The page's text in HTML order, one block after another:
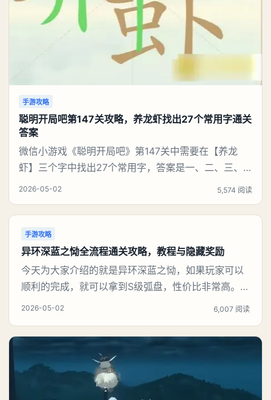
手游攻略
聪明开局吧第147关攻略，养龙虾找出27个常用字通关
答案
微信小游戏《聪明开局吧》第147关中需要在【养龙
虾】三个字中找出27个常用字，答案是一、二、三、
介、尢、龙、兰、大、夫、夰、巾、中、虫、下、虾、
结合笔画逐一识别即可通关。《聪明开局吧》第147关
养龙虾找出27个常用字攻略第147关养龙虾找出27个常
用字1、从简单笔画入手‌：先提取【一、二、三
2026-05-02 5,574 阅读
手游攻略
异环深蓝之恸全流程通关攻略，教程与隐藏奖励
今天为大家介绍的就是异环深蓝之恸，如果玩家可以
顺利的完成，就可以拿到S级弧盘，性价比非常高。不
过在初期难度还是比较高的，对于那些新手玩家并不
看一下到底怎么样才能够顺利的通关，有哪一些主要
的注意事项，希望玩家可以了解。《异环》深蓝之恸
完成攻略首先就给大家提醒一个触触条件，只有驾驶
汽车才能够触发，
2026-05-02 6,007 阅读